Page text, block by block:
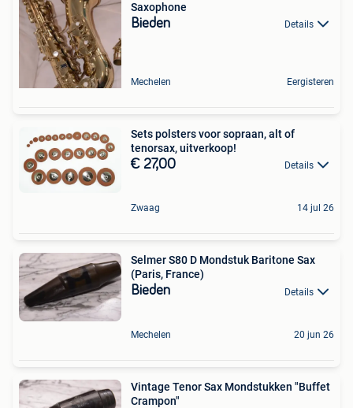
Saxophone
Bieden Details
Mechelen Eergisteren
Sets polsters voor sopraan, alt of
tenorsax, uitverkoop!
€ 27,00 Details
Zwaag 14 jul 26
Selmer S80 D Mondstuk Baritone Sax
(Paris, France)
Bieden Details
Mechelen 20 jun 26
Vintage Tenor Sax Mondstukken "Buffet
Crampon"